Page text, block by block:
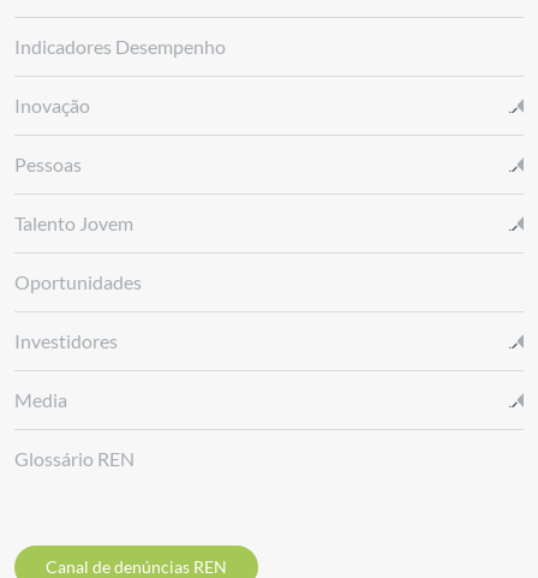
Indicadores Desempenho
Inovação
Pessoas
Talento Jovem
Oportunidades
Investidores
Media
Glossário REN
Canal de denúncias REN